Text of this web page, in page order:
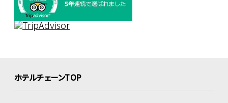
ホテルチェーンTOP